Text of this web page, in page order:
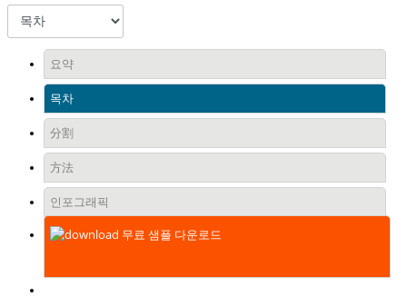
요약
목차
分割
方法
인포그래픽
무료 샘플 다운로드